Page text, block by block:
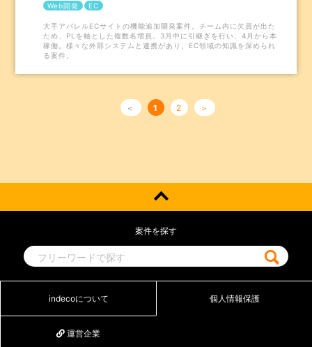
Web開発
EC
大手アパレルECサイトの機能追加開発案件。チーム内に欠員が出た
ため、PLを軸とした複数名増員。3月中に引継ぎを行い、4月から本
稼働。様々な外部システムと連携があり、EC領域の知識を深められ
る案件。
＜ 1 2 ＞
案件を探す
indecoについて 個人情報保護
運営企業